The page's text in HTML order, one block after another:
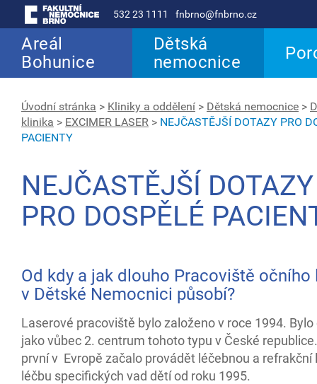
532 23 1111 fnbrno@fnbrno.cz
Areál
Bohunice
Dětská
nemocnice
Úvodní stránka > Kliniky a oddělení > Dětská nemocnice >
klinika > EXCIMER LASER > NEJČASTĚJŠÍ DOTAZY PRO
PACIENTY
NEJČASTĚJŠÍ DOTAZY
PRO DOSPĚLÉ
Od kdy a jak dlouho Pracoviště očního
v Dětské Nemocnici působí?
Laserové pracoviště bylo založeno v roce 1994.
jako vůbec 2. centrum tohoto typu v České
první v Evropě začalo provádět léčebnou a refrakční
léčbu specifických vad dětí od roku 1995.